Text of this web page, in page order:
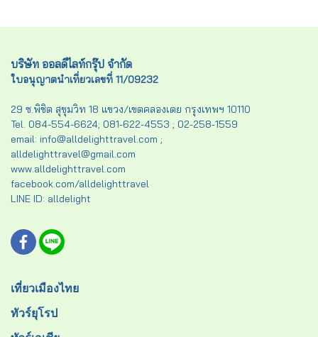
บริษัท ออลดีไลท์กรุ๊ป จำกัด
ใบอนุญาตนำเที่ยวเลขที่ 11/09232
29 ซ.พิชิต สุขุมวิท 18 แขวง/เขตคลองเตย กรุงเทพฯ 10110
Tel. 084-554-6624; 081-622-4553 ; 02-258-1559
email: info@alldelighttravel.com ;
alldelighttravel@gmail.com
www.alldelighttravel.com
facebook.com/alldelighttravel
LINE ID: alldelight
เที่ยวเมืองไทย
ทัวร์ยุโรป